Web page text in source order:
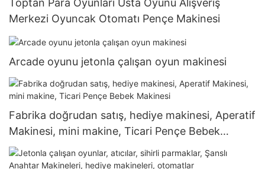
Toptan Para Oyunları Usta Oyunu Alışveriş
Merkezi Oyuncak Otomatı Pençe Makinesi
Arcade oyunu jetonla çalışan oyun makinesi
Fabrika doğrudan satış, hediye makinesi, Aperatif
Makinesi, mini makine, Ticari Pençe Bebek
Makinesi